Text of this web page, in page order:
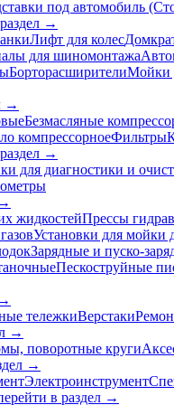
под автомобиль
→
Лифт для колес
для шиномонтажа
БорторасширителиМойки
→
Безмасляные
компрессорноеФильтры
→
для диагностики и
жидкостейПрессы
Установки для мойки
Зарядные и пуско-
Пескоструйные
тележкиВерстаки
→
поворотные круги
→
Электроинструмент
в раздел →